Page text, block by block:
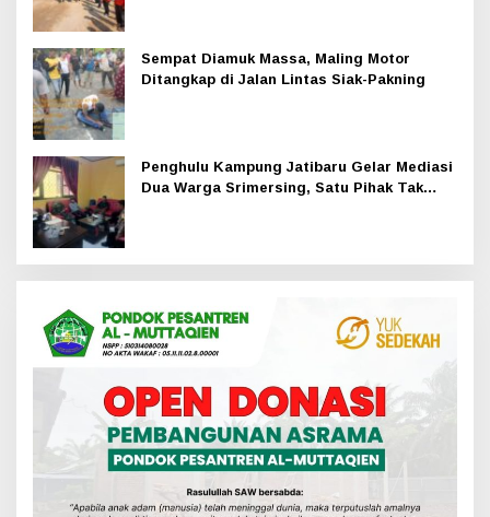
Sempat Diamuk Massa, Maling Motor
Ditangkap di Jalan Lintas Siak-Pakning
Penghulu Kampung Jatibaru Gelar Mediasi
Dua Warga Srimersing, Satu Pihak Tak